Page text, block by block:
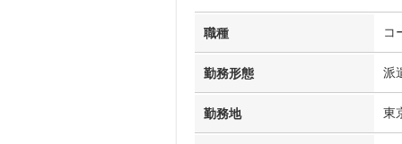
職種 コ
勤務形態 派
勤務地 東